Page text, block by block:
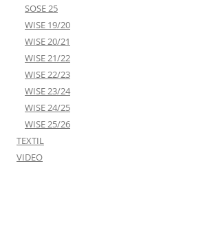
SOSE 25
WISE 19/20
WISE 20/21
WISE 21/22
WISE 22/23
WISE 23/24
WISE 24/25
WISE 25/26
TEXTIL
VIDEO